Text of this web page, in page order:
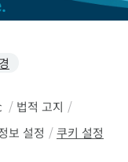
/ 법적 고지 /
보 설정 /쿠키 설정